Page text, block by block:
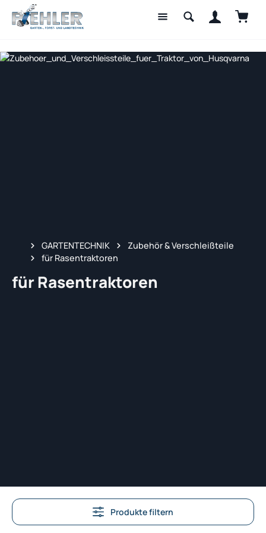
Zum Hauptinhalt springen
GARTENTECHNIK
Zubehör & Verschleißteile
für Rasentraktoren
für Rasentraktoren
Produkte filtern